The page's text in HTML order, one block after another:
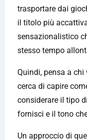
trasportare dai
il titolo più
sensazionalistico
stesso tempo
Quindi, pensa a
cerca di capire
considerare il tipo
fornisci e il tono
Un approccio di